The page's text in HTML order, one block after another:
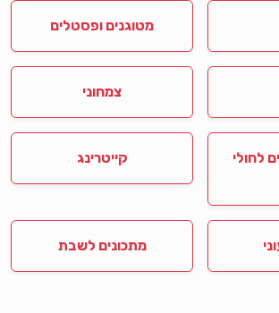
מטוגנים ופסטלים
צמחוני
לחולי
קייטרינג
מתכונים לשבת